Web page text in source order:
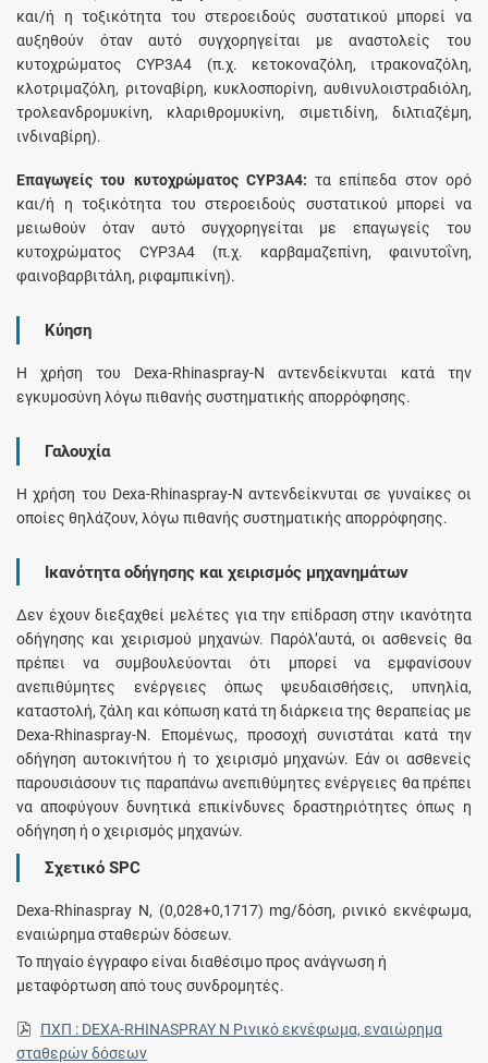
και/ή η τοξικότητα του στεροειδούς συστατικού μπορεί να
αυξηθούν όταν αυτό συγχορηγείται με αναστολείς του
κυτοχρώματος CYP3A4 (π.χ. κετοκοναζόλη, ιτρακοναζόλη,
κλοτριμαζόλη, ριτοναβίρη, κυκλοσπορίνη, αυθινυλοιστραδιόλη,
τρολεανδρομυκίνη, κλαριθρομυκίνη, σιμετιδίνη, διλτιαζέμη,
ινδιναβίρη).
Επαγωγείς του κυτοχρώματος CYP3A4: τα επίπεδα στον ορό
και/ή η τοξικότητα του στεροειδούς συστατικού μπορεί να
μειωθούν όταν αυτό συγχορηγείται με επαγωγείς του
κυτοχρώματος CYP3A4 (π.χ. καρβαμαζεπίνη, φαινυτοΐνη,
φαινοβαρβιτάλη, ριφαμπικίνη).
Κύηση
Η χρήση του Dexa-Rhinaspray-N αντενδείκνυται κατά την
εγκυμοσύνη λόγω πιθανής συστηματικής απορρόφησης.
Γαλουχία
Η χρήση του Dexa-Rhinaspray-N αντενδείκνυται σε γυναίκες οι
οποίες θηλάζουν, λόγω πιθανής συστηματικής απορρόφησης.
Ικανότητα οδήγησης και χειρισμός μηχανημάτων
Δεν έχουν διεξαχθεί μελέτες για την επίδραση στην ικανότητα
οδήγησης και χειρισμού μηχανών. Παρόλ’αυτά, οι ασθενείς θα
πρέπει να συμβουλεύονται ότι μπορεί να εμφανίσουν
ανεπιθύμητες ενέργειες όπως ψευδαισθήσεις, υπνηλία,
καταστολή, ζάλη και κόπωση κατά τη διάρκεια της θεραπείας με
Dexa-Rhinaspray-N. Επομένως, προσοχή συνιστάται κατά την
οδήγηση αυτοκινήτου ή το χειρισμό μηχανών. Εάν οι ασθενείς
παρουσιάσουν τις παραπάνω ανεπιθύμητες ενέργειες θα πρέπει
να αποφύγουν δυνητικά επικίνδυνες δραστηριότητες όπως η
οδήγηση ή ο χειρισμός μηχανών.
Σχετικό SPC
Dexa-Rhinaspray Ν, (0,028+0,1717) mg/δόση, ρινικό εκνέφωμα,
εναιώρημα σταθερών δόσεων.
Το πηγαίο έγγραφο είναι διαθέσιμο προς ανάγνωση ή
μεταφόρτωση από τους συνδρομητές.
ΠΧΠ : DEXA-RHINASPRAY Ν Ρινικό εκνέφωμα, εναιώρημα
σταθερών δόσεων